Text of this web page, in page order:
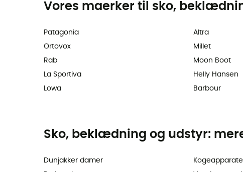
Vores maerker til sko,
Patagonia
Ortovox
Rab
La Sportiva
Lowa
Altra
Millet
Moon Boot
Helly Hansen
Barbour
Sko, beklædning og udstyr:
Dunjakker damer